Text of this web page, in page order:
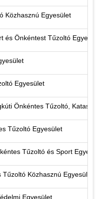
Közhasznú Egyesület
és Önkéntest Tűzoltó
Egyesület
Önkéntes Tűzoltó,
Tűzoltó Egyesület
Tűzoltó és Sport
Közhasznú Egyesület
Egyesület